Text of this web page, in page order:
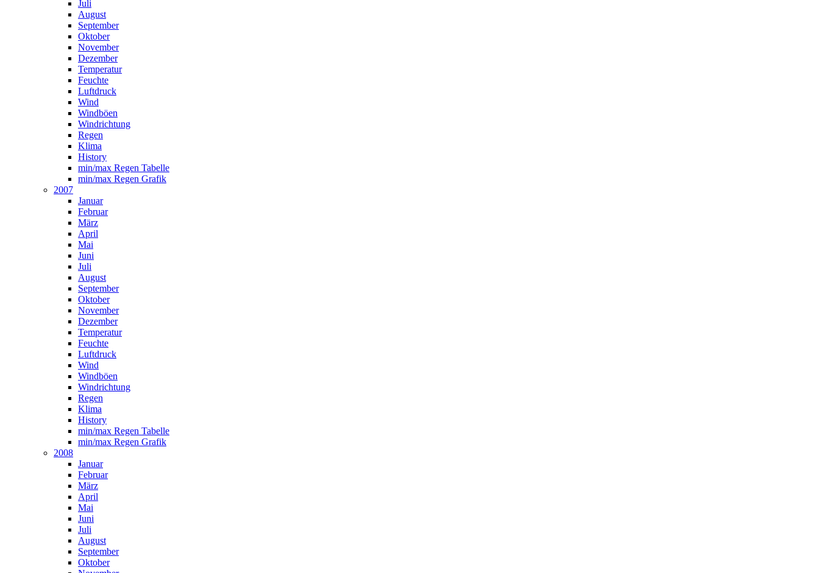
Juli
August
September
Oktober
November
Dezember
Temperatur
Feuchte
Luftdruck
Wind
Windböen
Windrichtung
Regen
Klima
History
min/max Regen Tabelle
min/max Regen Grafik
2007
Januar
Februar
März
April
Mai
Juni
Juli
August
September
Oktober
November
Dezember
Temperatur
Feuchte
Luftdruck
Wind
Windböen
Windrichtung
Regen
Klima
History
min/max Regen Tabelle
min/max Regen Grafik
2008
Januar
Februar
März
April
Mai
Juni
Juli
August
September
Oktober